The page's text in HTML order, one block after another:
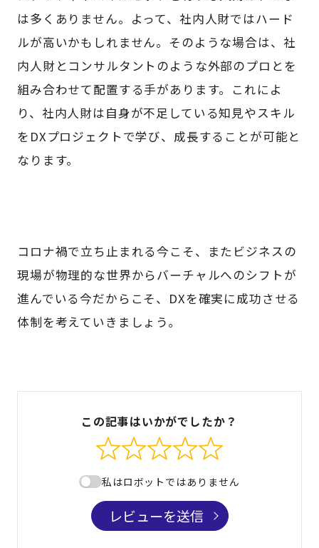
は多くありません。よって、社内人財ではハード
ルが高いかもしれません。そのような場合は、社
内人財とコンサルタントのような外部のプロとを
組み合わせて配置する手があります。これによ
り、社内人財は自身が不足している知見やスキル
をDXプロジェクトで学び、成長することが可能と
なります。
コロナ禍で立ち止まれる今こそ、またビジネスの
現場が物理的な世界からバーチャルへのシフトが
進んでいる今だからこそ、DXを確実に成功させる
体制を考えていきましょう。
この記事はいかがでしたか？
私はロボットではありません
レビューを送信